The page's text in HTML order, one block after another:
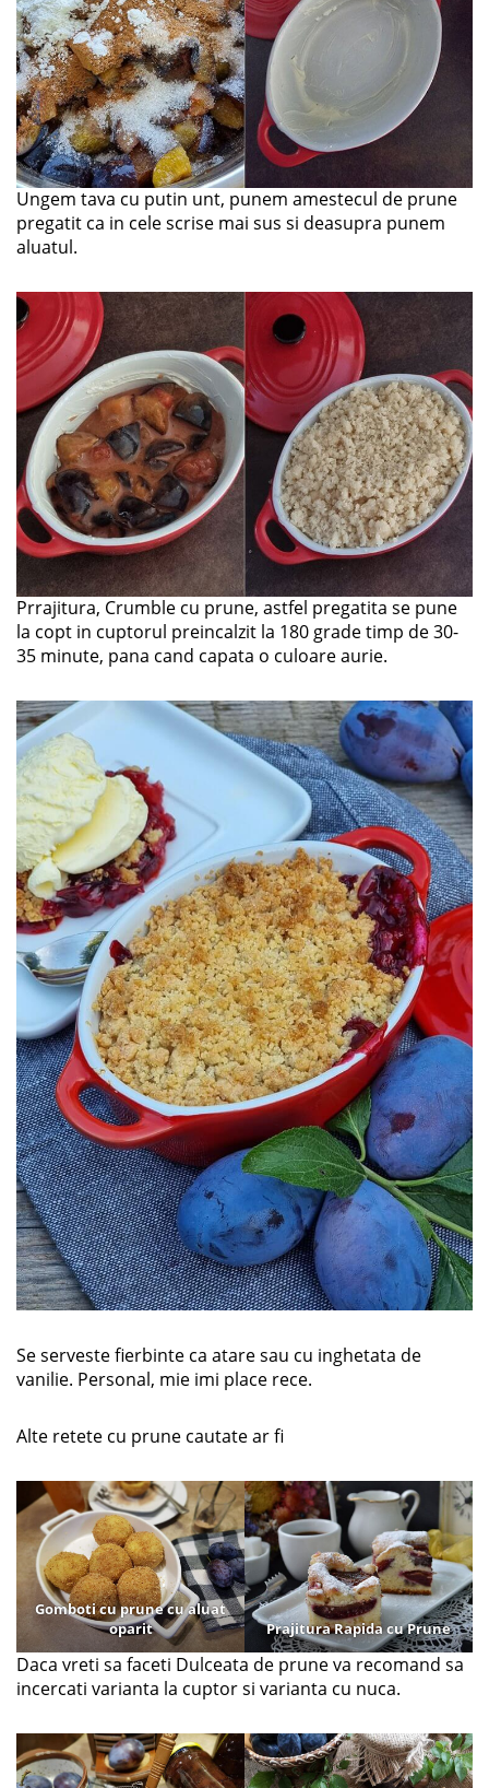
Ungem tava cu putin unt, punem amestecul de prune
pregatit ca in cele scrise mai sus si deasupra punem
aluatul.
Prrajitura, Crumble cu prune, astfel pregatita se pune
la copt in cuptorul preincalzit la 180 grade timp de 30-
35 minute, pana cand capata o culoare aurie.
Se serveste fierbinte ca atare sau cu inghetata de
vanilie. Personal, mie imi place rece.
Alte retete cu prune cautate ar fi
Gomboti cu prune cu aluat
oparit
Prajitura Rapida cu Prune
Daca vreti sa faceti Dulceata de prune va recomand sa
incercati varianta la cuptor si varianta cu nuca.